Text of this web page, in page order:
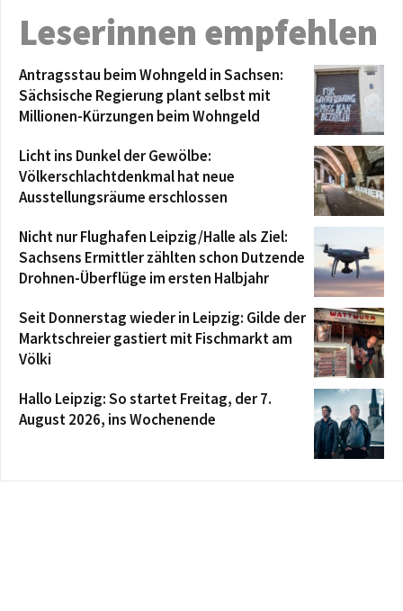
Leserinnen empfehlen
Antragsstau beim Wohngeld in Sachsen:
Sächsische Regierung plant selbst mit
Millionen-Kürzungen beim Wohngeld
Licht ins Dunkel der Gewölbe:
Völkerschlachtdenkmal hat neue
Ausstellungsräume erschlossen
Nicht nur Flughafen Leipzig/Halle als Ziel:
Sachsens Ermittler zählten schon Dutzende
Drohnen-Überflüge im ersten Halbjahr
Seit Donnerstag wieder in Leipzig: Gilde der
Marktschreier gastiert mit Fischmarkt am
Völki
Hallo Leipzig: So startet Freitag, der 7.
August 2026, ins Wochenende